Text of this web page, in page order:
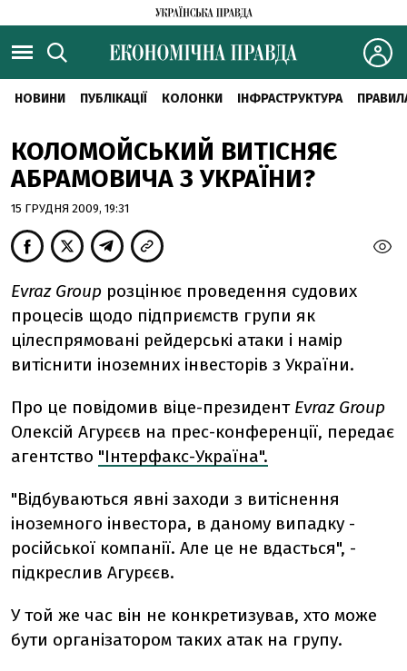
НОВИНИ ПУБЛІКАЦІЇ КОЛОНКИ ІНФРАСТРУКТУРА
КОЛОМОЙСЬКИЙ ВИТІСНЯЄ
АБРАМОВИЧА З УКРАЇНИ?
15 ГРУДНЯ 2009, 19:31
Evraz Group розцінює проведення судових
процесів щодо підприємств групи як
цілеспрямовані рейдерські атаки і намір
витіснити іноземних інвесторів з України.
Про це повідомив віце-президент Evraz Group
Олексій Агурєєв на прес-конференції, передає
агентство "Інтерфакс-Україна".
"Відбуваються явні заходи з витіснення
іноземного інвестора, в даному випадку -
російської компанії. Але це не вдасться", -
підкреслив Агурєєв.
У той же час він не конкретизував, хто може
бути організатором таких атак на групу.